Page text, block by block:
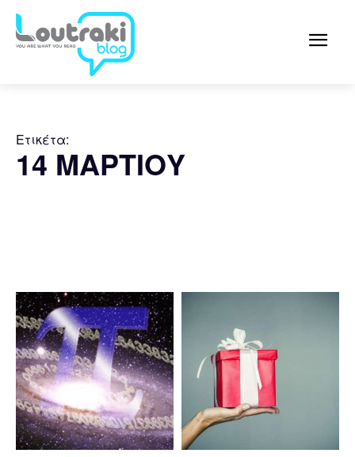
Ετικέτα:
14 ΜΑΡΤΙΟΥ